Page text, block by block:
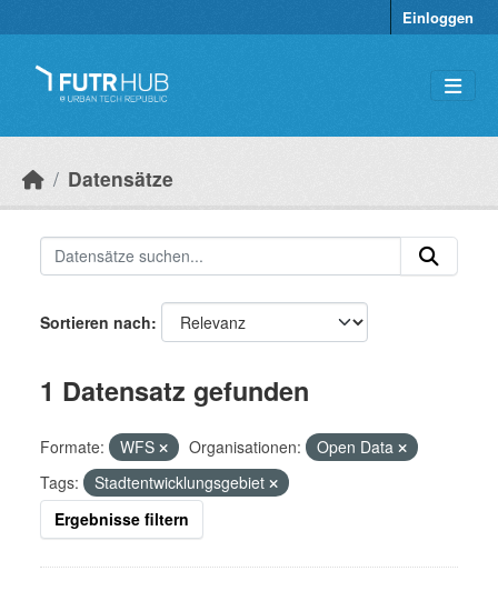
Einloggen
Datensätze
Sortieren nach
1 Datensatz gefunden
Formate: WFS Organisationen:
Open Data
Tags:
Stadtentwicklungsgebiet
Ergebnisse filtern